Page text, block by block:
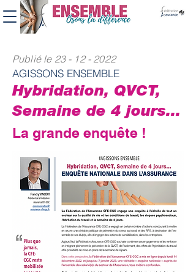
Publié le 23 - 12 - 2022
AGISSONS ENSEMBLE
Hybridation, QVCT,
Semaine de 4 jours...
La grande enquête !